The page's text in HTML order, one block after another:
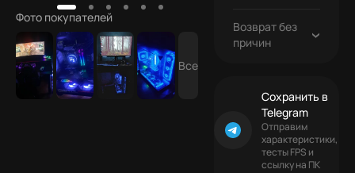
Фото покупателей
Все
Возврат без
причин
Сохранить в
Telegram
Отправим
характеристики,
тесты FPS и
ссылку на ПК